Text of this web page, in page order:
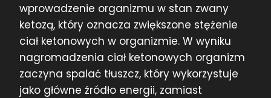
wprowadzenie organizmu w stan zwany
ketozą, który oznacza zwiększone stężenie
ciał ketonowych w organizmie. W wyniku
nagromadzenia ciał ketonowych organizm
zaczyna spalać tłuszcz, który wykorzystuje
jako główne źródło energii, zamiast